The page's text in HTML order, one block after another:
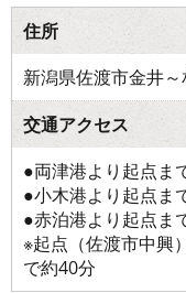
住所
新潟県佐渡市金井
交通アクセス
●両津港より起点ま
●小木港より起点ま
●赤泊港より起点ま
※起点（佐渡市中興
で約40分